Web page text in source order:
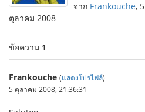
จาก Frankouche, 5
ตุลาคม 2008
ข้อความ 1
Frankouche (แสดงโปรไฟล์)
5 ตุลาคม 2008, 21:36:31